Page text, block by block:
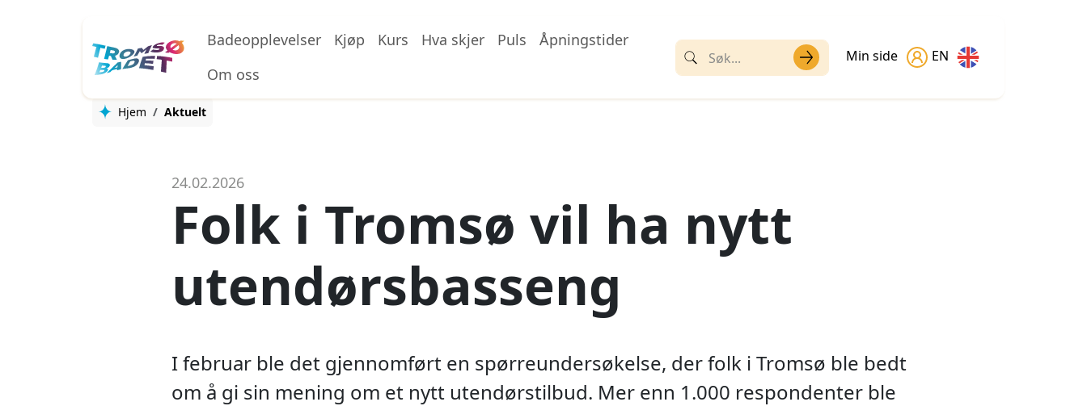
Badeopplevelser
Kjøp Kurs Hva skjer Puls
Åpningstider
Om oss
Min side EN
Hjem Aktuelt
24.02.2026
Folk i Tromsø vil ha nytt
utendørsbasseng
I februar ble det gjennomført en spørreundersøkelse, der folk i Tromsø ble bedt
om å gi sin mening om et nytt utendørstilbud. Mer enn 1.000 respondenter ble